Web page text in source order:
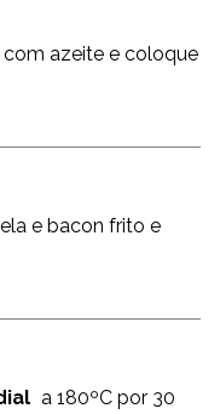
azeite e coloque
e bacon frito e
a 180ºC por 30